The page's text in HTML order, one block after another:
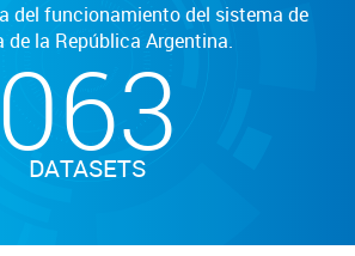
del funcionamiento del sistema de
de la República Argentina.
063
DATASETS